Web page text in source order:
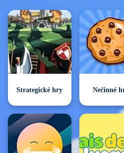
Strategické hry Nečinné